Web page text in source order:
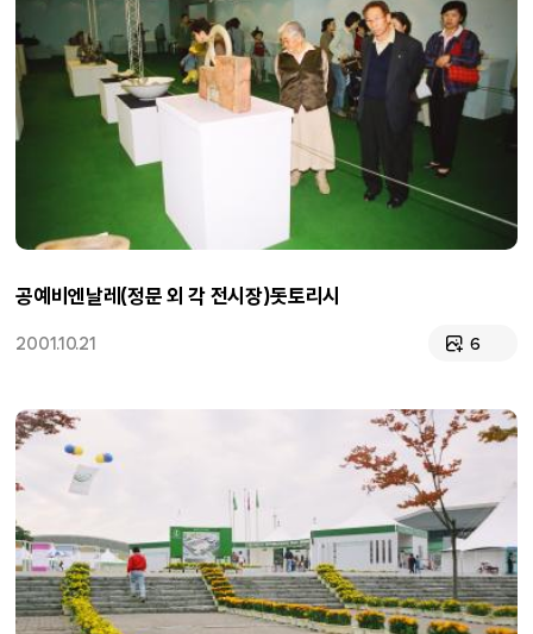
공예비엔날레(정문 외 각 전시장)돗토리시
2001.10.21 6